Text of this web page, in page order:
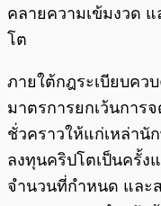
คลายความเข้มงวด
โต
ภายใต้กฎระเบียบคว
มาตรการยกเว้นการ
ชั่วคราวให้แก่เหล่า
ลงทุนคริปโตเป็นครั้ง
จำนวนที่กำหนด และ